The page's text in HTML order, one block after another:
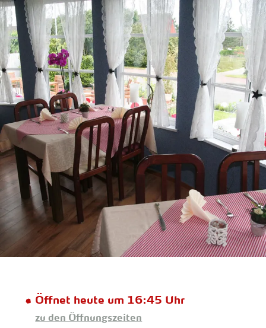
Menü
Unterkunft
zurück zur Startseite
Öffnet heute um 16:45 Uhr
zu den Öffnungszeiten